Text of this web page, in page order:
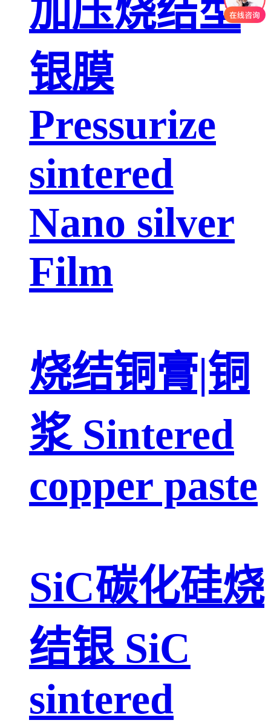
加压烧结型
银膜
Pressurize
sintered
Nano silver
Film
烧结铜膏|铜
浆 Sintered
copper paste
SiC碳化硅烧
结银 SiC
sintered